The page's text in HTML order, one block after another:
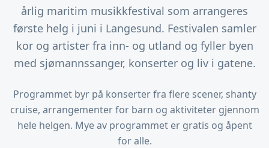
årlig maritim musikkfestival som arrangeres
første helg i juni i Langesund. Festivalen samler
kor og artister fra inn- og utland og fyller byen
med sjømannssanger, konserter og liv i gatene.
Programmet byr på konserter fra flere scener, shanty
cruise, arrangementer for barn og aktiviteter gjennom
hele helgen. Mye av programmet er gratis og åpent
for alle.